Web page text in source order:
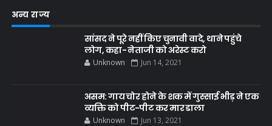
अन्य राज्य
सांसद ने पूरे नहीं किए चुनावी वादे, थाने पहुंचे
लोग, कहा- नेताजी को अरेस्ट करो
Unknown Jun 14, 2021
असम: गाय चोर होने के शक में गुस्साई भीड़ ने एक
व्यक्ति को पीट-पीट कर मार डाला
Unknown Jun 13, 2021